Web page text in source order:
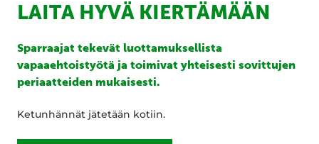
LAITA HYVÄ KIERTÄMÄÄN
Sparraajat tekevät luottamuksellista
vapaaehtoistyötä ja toimivat yhteisesti sovittujen
periaatteiden mukaisesti.
Ketunhännät jätetään kotiin.